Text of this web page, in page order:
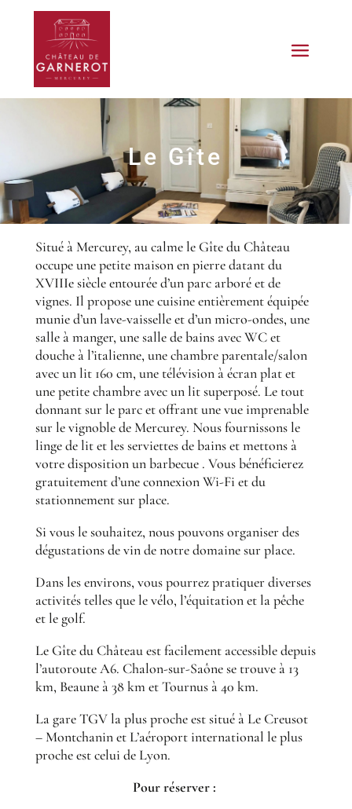
Le Gîte
Situé à Mercurey, au calme le Gîte du Château
occupe une petite maison en pierre datant du
XVIIIe siècle entourée d’un parc arboré et de
vignes. Il propose une cuisine entièrement équipée
munie d’un lave-vaisselle et d’un micro-ondes, une
salle à manger, une salle de bains avec WC et
douche à l’italienne, une chambre parentale/salon
avec un lit 160 cm, une télévision à écran plat et
une petite chambre avec un lit superposé. Le tout
donnant sur le parc et offrant une vue imprenable
sur le vignoble de Mercurey. Nous fournissons le
linge de lit et les serviettes de bains et mettons à
votre disposition un barbecue . Vous bénéficierez
gratuitement d’une connexion Wi-Fi et du
stationnement sur place.
Si vous le souhaitez, nous pouvons organiser des
dégustations de vin de notre domaine sur place.
Dans les environs, vous pourrez pratiquer diverses
activités telles que le vélo, l’équitation et la pêche
et le golf.
Le Gîte du Château est facilement accessible depuis
l’autoroute A6. Chalon-sur-Saône se trouve à 13
km, Beaune à 38 km et Tournus à 40 km.
La gare TGV la plus proche est situé à Le Creusot
– Montchanin et L’aéroport international le plus
proche est celui de Lyon.
Pour réserver :